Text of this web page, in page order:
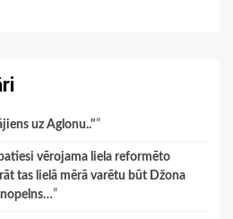
uz Aglonu.."”
vērojama liela reformēto
tas lielā mērā varētu būt Džona
”